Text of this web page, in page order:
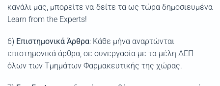
κανάλι μας, μπορείτε να δείτε τα ως τώρα δημοσιευμένα
Learn from the Experts!
6) Επιστημονικά Άρθρα: Κάθε μήνα αναρτώνται
επιστημονικά άρθρα, σε συνεργασία με τα μέλη ΔΕΠ
όλων των Τμημάτων Φαρμακευτικής της χώρας.